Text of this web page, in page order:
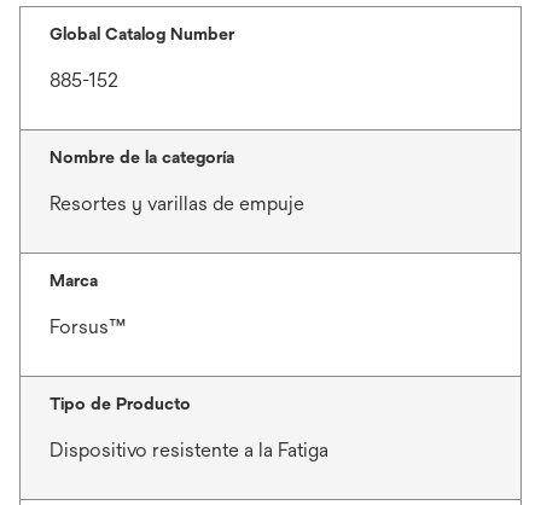
Global Catalog Number
885-152
Nombre de la categoría
Resortes y varillas de empuje
Marca
Forsus™
Tipo de Producto
Dispositivo resistente a la Fatiga